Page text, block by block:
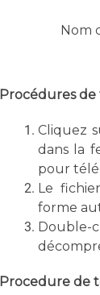
Nom
Procédures
Cliquez
dans la
pour
Le
forme
Procedure de